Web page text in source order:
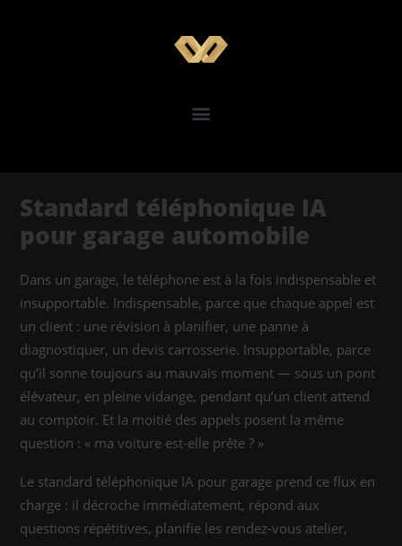
Standard téléphonique IA
pour garage automobile
Dans un garage, le téléphone est à la fois indispensable et
insupportable. Indispensable, parce que chaque appel est
un client : une révision à planifier, une panne à
diagnostiquer, un devis carrosserie. Insupportable, parce
qu’il sonne toujours au mauvais moment — sous un pont
élévateur, en pleine vidange, pendant qu’un client attend
au comptoir. Et la moitié des appels posent la même
question : « ma voiture est-elle prête ? »
Le standard téléphonique IA pour garage prend ce flux en
charge : il décroche immédiatement, répond aux
questions répétitives, planifie les rendez-vous atelier,